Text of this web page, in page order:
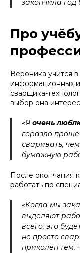
закончила год
Про
Вероника учится
информационных
сварщика-
выбор она
«Я очень
гораздо
сваривать,
бумажную
После окончания
работать по
«Когда мы
выделяют
всего, это
не просто
приколен тем,